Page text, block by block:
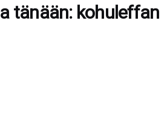
tänään: kohuleffan